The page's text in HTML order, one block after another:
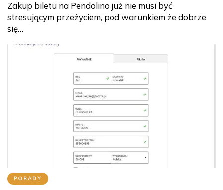
Zakup biletu na Pendolino już nie musi być
stresującym przeżyciem, pod warunkiem że dobrze
się…
PORADY